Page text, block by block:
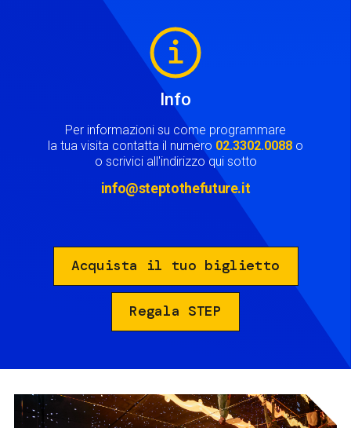
Info
Per informazioni su come programmare
la tua visita contatta il numero 02.3302.0088 o
o scrivici all'indirizzo qui sotto
info@steptothefuture.it
Acquista il tuo biglietto
Regala STEP